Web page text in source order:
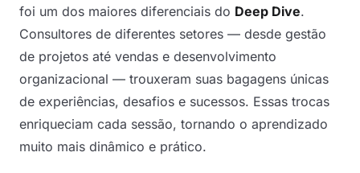
foi um dos maiores diferenciais do Deep Dive.
Consultores de diferentes setores — desde gestão
de projetos até vendas e desenvolvimento
organizacional — trouxeram suas bagagens únicas
de experiências, desafios e sucessos. Essas trocas
enriqueciam cada sessão, tornando o aprendizado
muito mais dinâmico e prático.